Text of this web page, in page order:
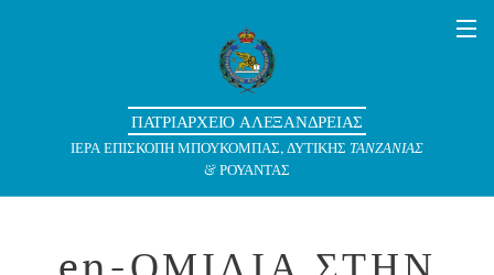
ΠΑΤΡΙΑΡΧΕΙΟ ΑΛΕΞΑΝΔΡΕΙΑΣ
ΙΕΡΑ ΕΠΙΣΚΟΠΗ ΜΠΟΥΚΟΜΠΑΣ, ΔΥΤΙΚΗΣ ΤΑΝΖΑΝΙΑΣ
& ΡΟΥΑΝΤΑΣ